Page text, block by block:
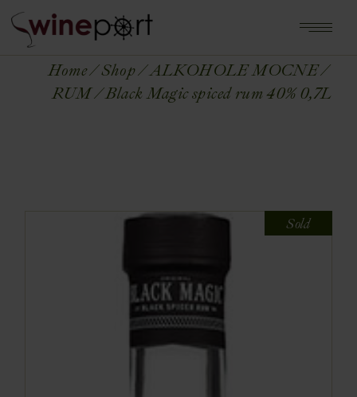
Home Shop
ALKOHOLE MOCNE
RUM
Black Magic spiced rum 40% 0,7L
Sold